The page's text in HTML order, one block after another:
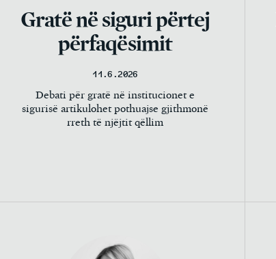
Gratë në siguri përtej
përfaqësimit
11.6.2026
Debati për gratë në institucionet e
sigurisë artikulohet pothuajse gjithmonë
rreth të njëjtit qëllim